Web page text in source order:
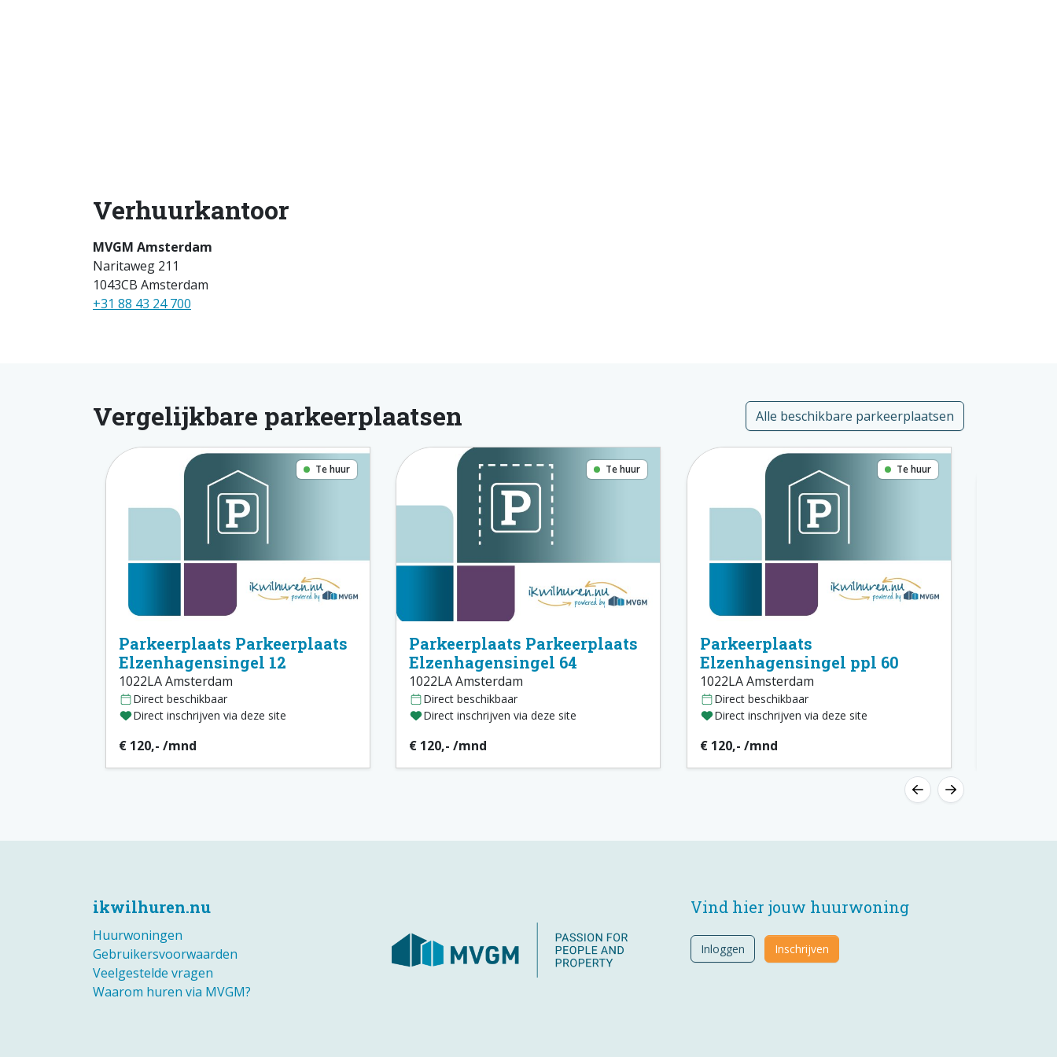
Verhuurkantoor
MVGM Amsterdam
Naritaweg 211
1043CB Amsterdam
+31 88 43 24 700
Vergelijkbare parkeerplaatsen Alle beschikbare parkeerplaatsen
Te huur
Parkeerplaats Parkeerplaats
Elzenhagensingel 12
1022LA Amsterdam
Direct beschikbaar
Direct inschrijven via deze site
€ 120,- /mnd
Te huur
Parkeerplaats Parkeerplaats
Elzenhagensingel 64
1022LA Amsterdam
Direct beschikbaar
Direct inschrijven via deze site
€ 120,- /mnd
Te huur
Parkeerplaats
Elzenhagensingel ppl 60
1022LA Amsterdam
Direct beschikbaar
Direct inschrijven via deze site
€ 120,- /mnd
ikwilhuren.nu
Huurwoningen
Gebruikersvoorwaarden
Veelgestelde vragen
Waarom huren via MVGM?
Vind hier jouw huurwoning
Inloggen Inschrijven